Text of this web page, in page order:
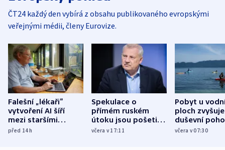
ČT24 každý den vybírá z obsahu publikovaného evropskými
veřejnými médii, členy Eurovize.
Falešní „lékaři“
vytvoření AI šíří
mezi staršími
Poláky nebezpečné
před 14h
Spekulace o
přímém ruském
útoku jsou pošetilé,
míní estonský
včera v 17:11
Pobyt u
ploch zvyšuje
duševní
ukázala
včera v 07:30